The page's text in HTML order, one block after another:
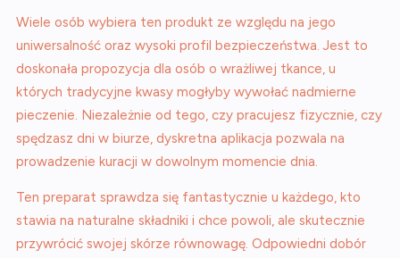
Wiele osób wybiera ten produkt ze względu na jego
uniwersalność oraz wysoki profil bezpieczeństwa. Jest to
doskonała propozycja dla osób o wrażliwej tkance, u
których tradycyjne kwasy mogłyby wywołać nadmierne
pieczenie. Niezależnie od tego, czy pracujesz fizycznie, czy
spędzasz dni w biurze, dyskretna aplikacja pozwala na
prowadzenie kuracji w dowolnym momencie dnia.
Ten preparat sprawdza się fantastycznie u każdego, kto
stawia na naturalne składniki i chce powoli, ale skutecznie
przywrócić swojej skórze równowagę. Odpowiedni dobór